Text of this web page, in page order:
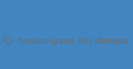
Etiquetas
fundacio grama, Nou Municipal,